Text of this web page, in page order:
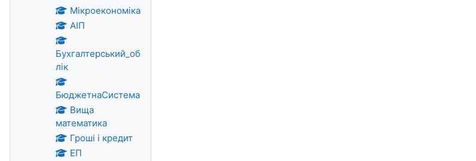
Мікроекономіка
АІП
Бухгалтерський_об
лік
БюджетнаСистема
Вища
математика
Гроші і кредит
ЕП